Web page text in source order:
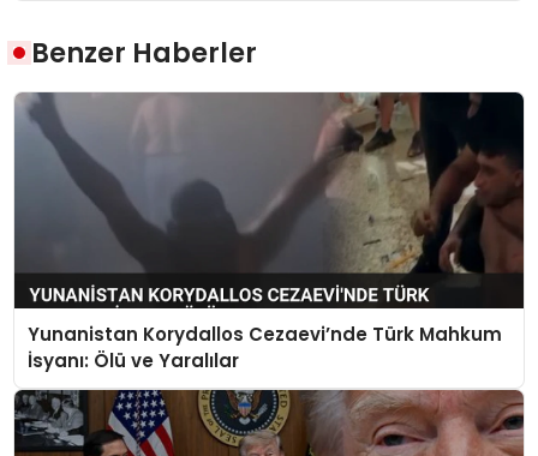
Benzer Haberler
Yunanistan Korydallos Cezaevi’nde Türk Mahkum
İsyanı: Ölü ve Yaralılar